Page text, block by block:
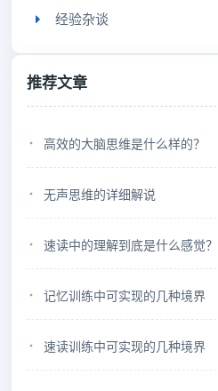
经验杂谈
推荐文章
高效的大脑思维是什么样的？
无声思维的详细解说
速读中的理解到底是什么感觉？
记忆训练中可实现的几种境界
速读训练中可实现的几种境界